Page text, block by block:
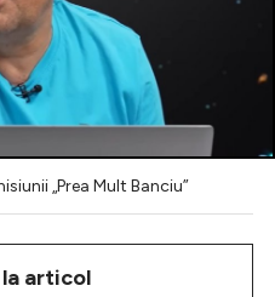
„Prea Mult Banciu”
articol